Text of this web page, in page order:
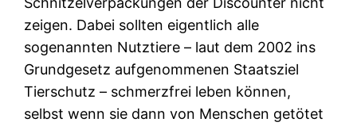
zeigen. Dabei sollten eigentlich alle
sogenannten Nutztiere – laut dem 2002 ins
Grundgesetz aufgenommenen Staatsziel
Tierschutz – schmerzfrei leben können,
selbst wenn sie dann von Menschen getötet